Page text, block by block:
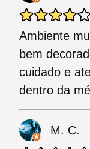
Ambiente
bem
cuidado e
dentro da
M. C.